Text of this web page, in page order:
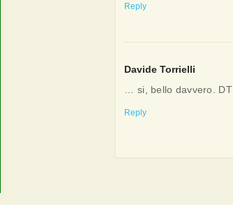
Reply
Davide Torrielli
… si, bello davvero. DT
Reply